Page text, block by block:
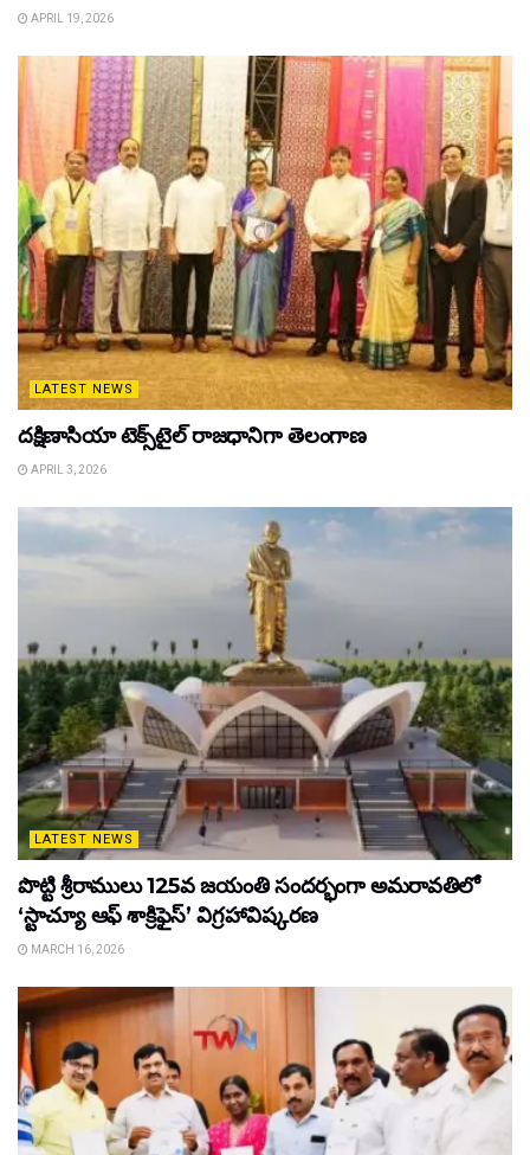
APRIL 19, 2026
LATEST NEWS
దక్షిణాసియా టెక్స్‌టైల్ రాజధానిగా తెలంగాణ
APRIL 3, 2026
LATEST NEWS
పొట్టి శ్రీరాములు 125వ జయంతి సందర్భంగా అమరావతిలో
‘స్టాచ్యూ ఆఫ్ శాక్రిఫైస్’ విగ్రహావిష్కరణ
MARCH 16, 2026